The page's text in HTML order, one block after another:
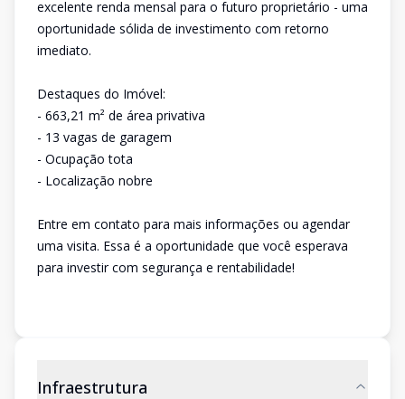
excelente renda mensal para o futuro proprietário - uma
oportunidade sólida de investimento com retorno
imediato.
Destaques do Imóvel:
- 663,21 m² de área privativa
- 13 vagas de garagem
- Ocupação tota
- Localização nobre
Entre em contato para mais informações ou agendar
uma visita. Essa é a oportunidade que você esperava
para investir com segurança e rentabilidade!
Infraestrutura